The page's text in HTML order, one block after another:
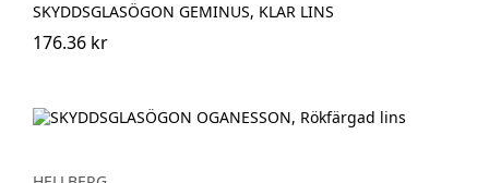
SKYDDSGLASÖGON GEMINUS, KLAR LINS
176.36 kr